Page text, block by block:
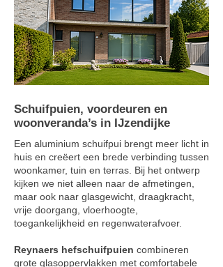
Schuifpuien, voordeuren en
woonveranda’s in IJzendijke
Een aluminium schuifpui brengt meer licht in
huis en creëert een brede verbinding tussen
woonkamer, tuin en terras. Bij het ontwerp
kijken we niet alleen naar de afmetingen,
maar ook naar glasgewicht, draagkracht,
vrije doorgang, vloerhoogte,
toegankelijkheid en regenwaterafvoer.
Reynaers hefschuifpuien combineren
grote glasoppervlakken met comfortabele